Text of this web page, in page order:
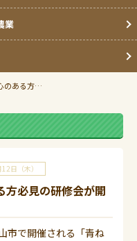
業
会が開催されます
日（木）
方必見の研修会が開
市で開催される「青ね